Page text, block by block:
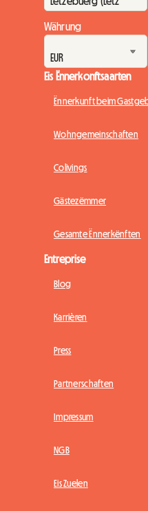
Währung
Eis Ënnerkonftsaarten
Ënnerkunft beim
Wohngemeinschaften
Colivings
Gästezëmmer
Gesamte Ënnerkënften
Entreprise
Blog
Karrièren
Press
Partnerschaften
Impressum
NGB
Eis Zuelen